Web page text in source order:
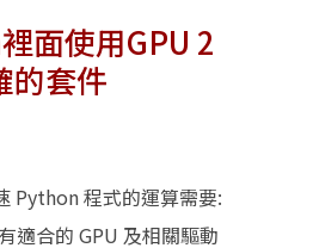
面使用GPU 2
的套件
Python 程式的運算需要:
適合的 GPU 及相關驅動